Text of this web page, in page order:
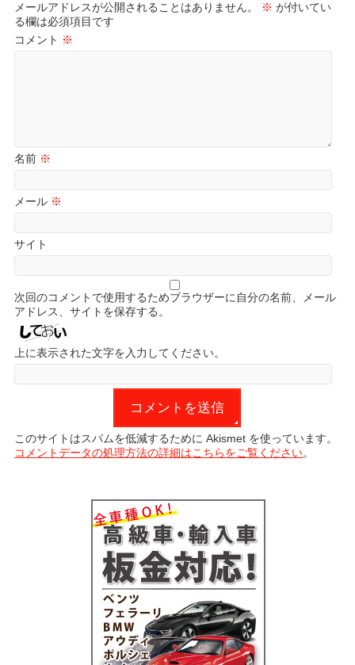
メールアドレスが公開されることはありません。 ※ が付いてい
る欄は必須項目です
コメント ※
名前 ※
メール ※
サイト
次回のコメントで使用するためブラウザーに自分の名前、メール
アドレス、サイトを保存する。
上に表示された文字を入力してください。
このサイトはスパムを低減するために Akismet を使っています。
コメントデータの処理方法の詳細はこちらをご覧ください。